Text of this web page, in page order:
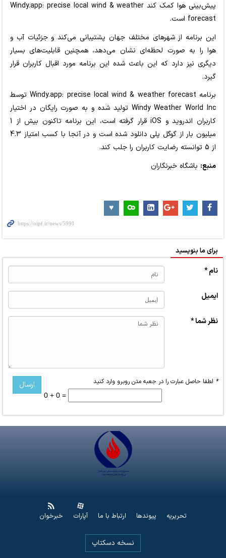
پیش‌بینی هوا کمک کند Windy.app: precise local wind & weather
forecast است.
این برنامه از شهرهای مختلف جهان پشتیبانی می‌کند و جزئیات آب و
هوا را به صورت لحظه‌ای نشان می‌دهد، همچنین قابلیت‌های بسیار
دیگری نیز دارد که این باعث شده این برنامه مورد اقبال کاربران قرار
گیرد.
برنامه Windy.app: precise local wind & weather forecast توسط
Windy Weather World Inc تولید شده و به صورت رایگان در اختیار
کاربران اندروید و iOS قرار گرفته است، این برنامه تاکنون بیش از 1
میلیون بار از گوگل پلی دانلود شده است و در آنجا با کسب امتیاز 4.3
از 5 توانسته رضایت کاربران را جلب کند.
منبع: باشگاه خبرنگاران
برای ما بنویسید
نام *
ایمیل
نظر شما *
* لطفا حاصل عبارت را در جعبه متن روبرو وارد کنید
0 + 0 =
تحریریه پیوندها ارتباط با ما آپارات خبرخوان
نسخه دسکتاپ